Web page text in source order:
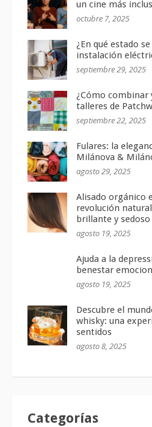
un cine más
octubre 7, 2025
¿En qué estado
instalación
septiembre 29, 2025
¿Cómo combinar
talleres de
septiembre 22, 2025
Fulares: la
Milánova &
agosto 29, 2025
Alisado orgánico
revolución
brillante y sedoso
agosto 19, 2025
Ajuda a la
benestar
agosto 19, 2025
Descubre el
whisky: una
sentidos
agosto 8, 2025
Categorías